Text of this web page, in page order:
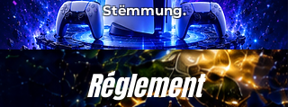
Stëmmung.
Réglement